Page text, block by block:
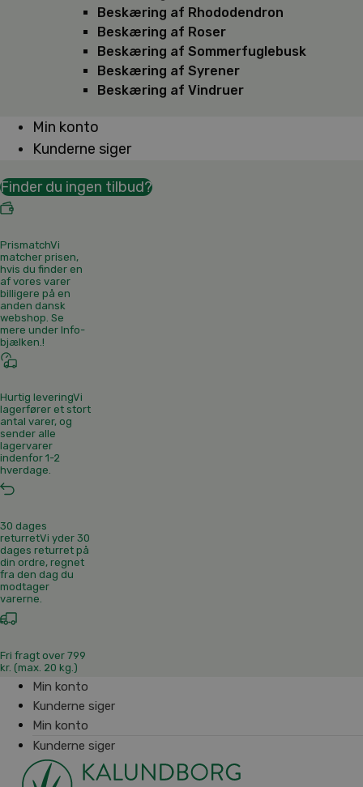
Beskæring af Rhododendron
Beskæring af Roser
Beskæring af Sommerfuglebusk
Beskæring af Syrener
Beskæring af Vindruer
Min konto
Kunderne siger
Finder du ingen tilbud?
PrismatchVi
matcher prisen,
hvis du finder en
af vores varer
billigere på en
anden dansk
webshop. Se
mere under Info-
bjælken.!
Hurtig leveringVi
lagerfører et stort
antal varer, og
sender alle
lagervarer
indenfor 1-2
hverdage.
30 dages
returretVi yder 30
dages returret på
din ordre, regnet
fra den dag du
modtager
varerne.
Fri fragt over 799
kr. (max. 20 kg.)
Min konto
Kunderne siger
Min konto
Kunderne siger